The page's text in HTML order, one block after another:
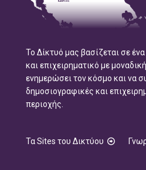
Το Δίκτυό μας βασίζεται σε
και επιχειρηματικό με
ενημερώσει τον κόσμο και να
δημοσιογραφικές και
περιοχής.
Τα Sites του Δικτύου